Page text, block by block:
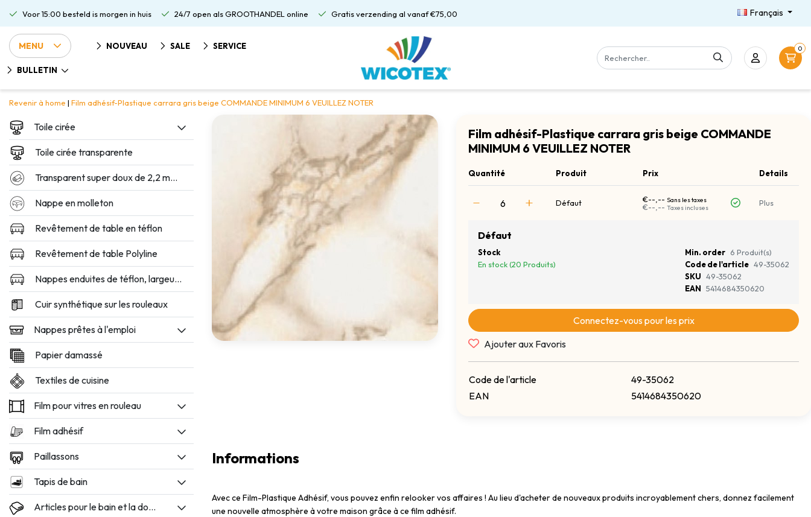
Voor 15:00 besteld is morgen in huis 24/7 open als GROOTHANDEL online Gratis verzending al vanaf €75,00 Français
MENU NOUVEAU SALE SERVICE
BULLETIN
0
Revenir à home | Film adhésif-Plastique carrara gris beige COMMANDE MINIMUM 6 VEUILLEZ NOTER
Toile cirée
Toile cirée transparente
Transparent super doux de 2,2 mm d'épaisseur
Nappe en molleton
Revêtement de table en téflon
Revêtement de table Polyline
Nappes enduites de téflon, largeur 160 et 180 cm
Cuir synthétique sur les rouleaux
Nappes prêtes à l'emploi
Papier damassé
Textiles de cuisine
Film pour vitres en rouleau
Film adhésif
Paillassons
Tapis de bain
Articles pour le bain et la douche
Film adhésif-Plastique carrara gris beige COMMANDE
MINIMUM 6 VEUILLEZ NOTER
Quantité Produit Prix Details
Défaut €--,-- Sans les taxes
€--,-- Taxes incluses Plus
Défaut
Stock
En stock (20 Produits)
Min. order 6 Produit(s)
Code de l'article 49-35062
SKU 49-35062
EAN 5414684350620
Connectez-vous pour les prix
Ajouter aux Favoris
Code de l'article
49-35062
EAN
5414684350620
Informations
Avec ce Film-Plastique Adhésif, vous pouvez enfin relooker vos affaires ! Au lieu d'acheter de nouveaux produits incroyablement chers, donnez facilement
une nouvelle atmosphère à votre maison grâce à ce film adhésif.